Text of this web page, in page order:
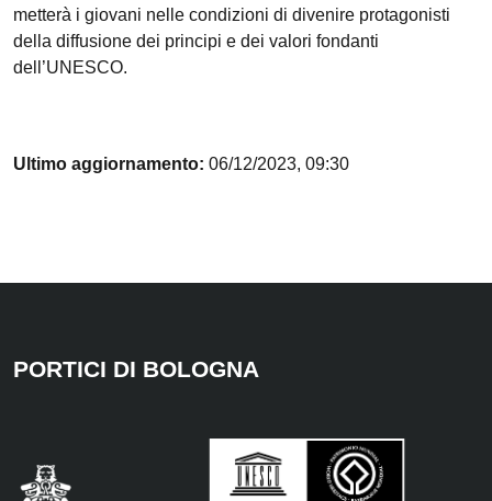
metterà i giovani nelle condizioni di divenire protagonisti
della diffusione dei principi e dei valori fondanti
dell’UNESCO.
Ultimo aggiornamento: 06/12/2023, 09:30
PORTICI DI BOLOGNA